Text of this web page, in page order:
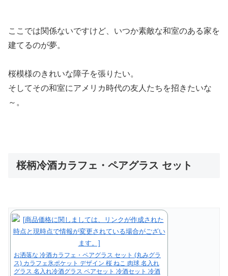
ここでは関係ないですけど、いつか素敵な和室のある家を
建てるのが夢。
桜模様のきれいな障子を張りたい。
そしてその和室にアメリカ時代の友人たちを招きたいな
～。
桜柄冷酒カラフェ・ペアグラス セット
お洒落な 冷酒カラフェ・ペアグラス セット (丸みグラ
ス) カラフェ氷ポケット デザイン 桜 ねこ 肉球 名入れ
グラス 名入れ冷酒グラス ペアセット 冷酒セット 冷酒